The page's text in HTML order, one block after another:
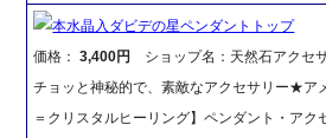
本水晶入ダビデの星ペンダントトップ
価格：3,400円
ショップ名：天然石アクセ
チョッと神秘的で、素敵なアクセサリー★ア
＝クリスタルヒーリング】ペンダント・アク